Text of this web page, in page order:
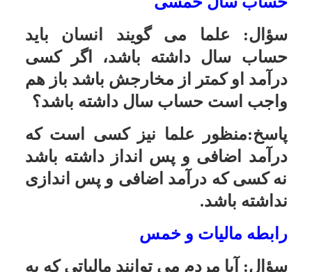
ویژه نامه ها
پاسخگویی
امکانات
سایر
کاربر میهمان
پاسخ:منظور علما نیز کسى است که
درآمد اضافى و پس انداز داشته باشد
نه کسى که درآمد اضافى و پس اندازى
نداشته باشد.
رابطه مالیات و خمس
سؤال:
آیا مردم مى توانند مالیاتى که به
دولت اسلامى پرداخت مى نمایند را
بابت خمس حساب نمایند؟
پاسخ:مالیات شبیه سایر هزینه هاست و
جزء هزینه سال محسوب مى شود و
بابت خمس محسوب نمى شود.
سبزى و باربرى با یک ماشین با چند نفر
که در پرداخت خمس کوتاهى مى کند